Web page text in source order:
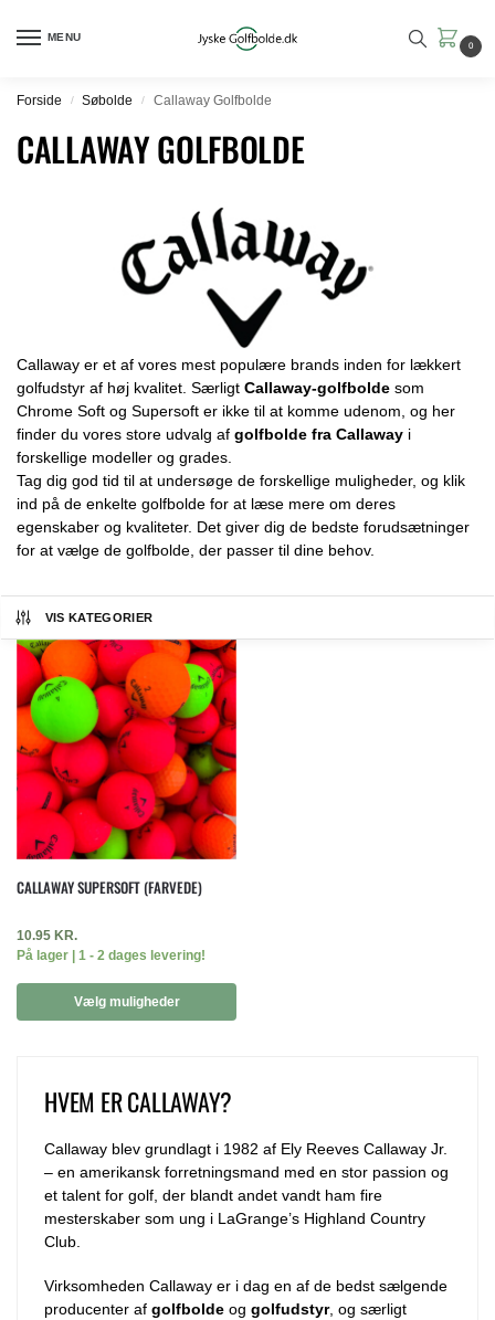
MENU
0
Forside / Søbolde / Callaway Golfbolde
CALLAWAY GOLFBOLDE
Callaway er et af vores mest populære brands inden for lækkert
golfudstyr af høj kvalitet. Særligt Callaway-golfbolde som
Chrome Soft og Supersoft er ikke til at komme udenom, og her
finder du vores store udvalg af golfbolde fra Callaway i
forskellige modeller og grades.
Tag dig god tid til at undersøge de forskellige muligheder, og klik
ind på de enkelte golfbolde for at læse mere om deres
egenskaber og kvaliteter. Det giver dig de bedste forudsætninger
for at vælge de golfbolde, der passer til dine behov.
VIS KATEGORIER
CALLAWAY SUPERSOFT (FARVEDE)
10.95 KR.
På lager | 1 - 2 dages levering!
Vælg muligheder
HVEM ER CALLAWAY?
Callaway blev grundlagt i 1982 af Ely Reeves Callaway Jr.
– en amerikansk forretningsmand med en stor passion og
et talent for golf, der blandt andet vandt ham fire
mesterskaber som ung i LaGrange’s Highland Country
Club.
Virksomheden Callaway er i dag en af de bedst sælgende
producenter af golfbolde og golfudstyr, og særligt